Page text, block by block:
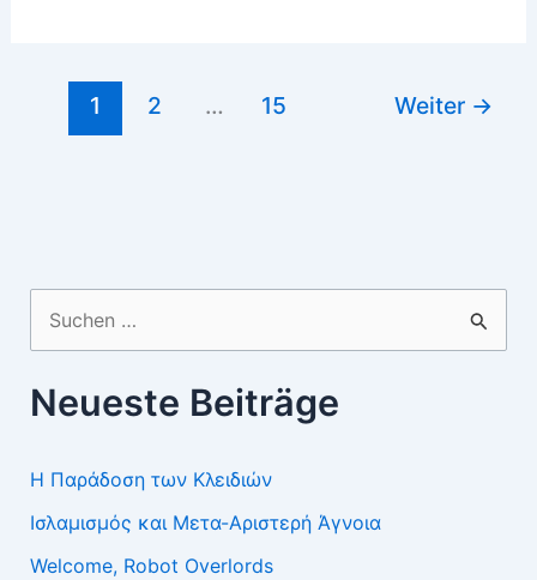
1 2 … 15 Weiter →
nach:
Neueste Beiträge
Η Παράδοση των Κλειδιών
Ισλαμισμός και Μετα-Αριστερή Άγνοια
Welcome, Robot Overlords